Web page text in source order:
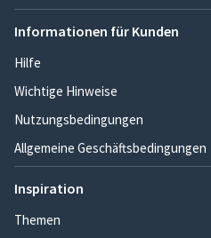
Informationen für Kunden
Hilfe
Wichtige Hinweise
Nutzungsbedingungen
Allgemeine Geschäftsbedingungen
Inspiration
Themen